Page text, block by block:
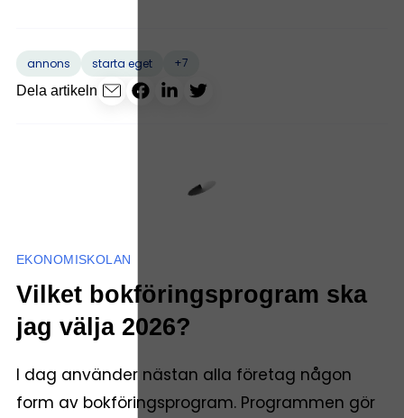
annons starta eget
+7
Dela artikeln
EKONOMISKOLAN
Vilket bokföringsprogram ska
jag välja 2026?
I dag använder nästan alla företag någon
form av bokföringsprogram. Programmen gör